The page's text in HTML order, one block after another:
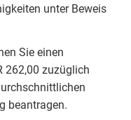
unter Beweis
Sie einen
262,00 zuzüglich
beantragen.